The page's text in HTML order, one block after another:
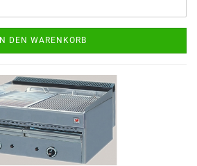
IN DEN WARENKORB